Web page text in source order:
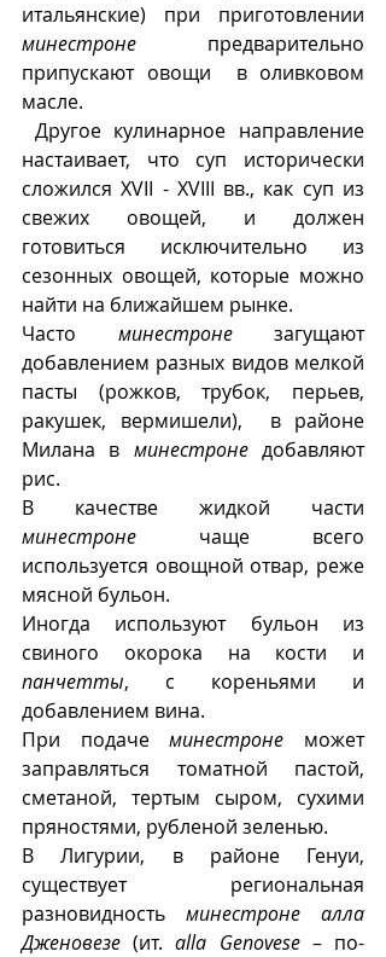
минестроне предварительно
припускают овощи  в оливковом
масле.
настаивает, что суп исторически
сложился XVII - XVIII вв., как суп из
свежих овощей, и должен
готовиться исключительно из
сезонных овощей, которые можно
найти на ближайшем рынке.
Часто минестроне загущают
добавлением разных видов мелкой
пасты (рожков, трубок, перьев,
ракушек, вермишели),  в районе
Милана в минестроне добавляют
рис.
минестроне чаще всего
используется овощной отвар, реже
мясной бульон.
Иногда используют бульон из
панчетты, с кореньями и
добавлением вина.
При подаче минестроне может
заправляться томатной пастой,
сметаной, тертым сыром, сухими
пряностями, рубленой зеленью.
В Лигурии, в районе Генуи,
существует региональная
разновидность минестроне алла
Дженовезе (ит. alla Genovese – по-